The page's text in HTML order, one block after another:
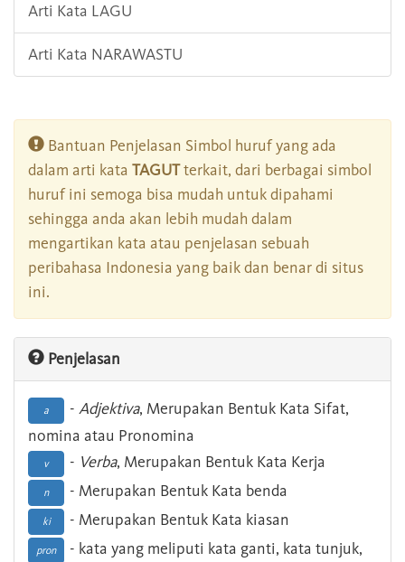
Arti Kata LAGU
Arti Kata NARAWASTU
Bantuan Penjelasan Simbol huruf yang ada
dalam arti kata TAGUTterkait, dari berbagai simbol
huruf ini semoga bisa mudah untuk dipahami
sehingga anda akan lebih mudah dalam
mengartikan kata atau penjelasan sebuah
peribahasa Indonesia yang baik dan benar di situs
ini.
Penjelasan
a - Adjektiva, Merupakan Bentuk Kata Sifat,
nomina atau Pronomina
v - Verba, Merupakan Bentuk Kata Kerja
n - Merupakan Bentuk Kata benda
ki - Merupakan Bentuk Kata kiasan
pron
- kata yang meliputi kata ganti, kata tunjuk,